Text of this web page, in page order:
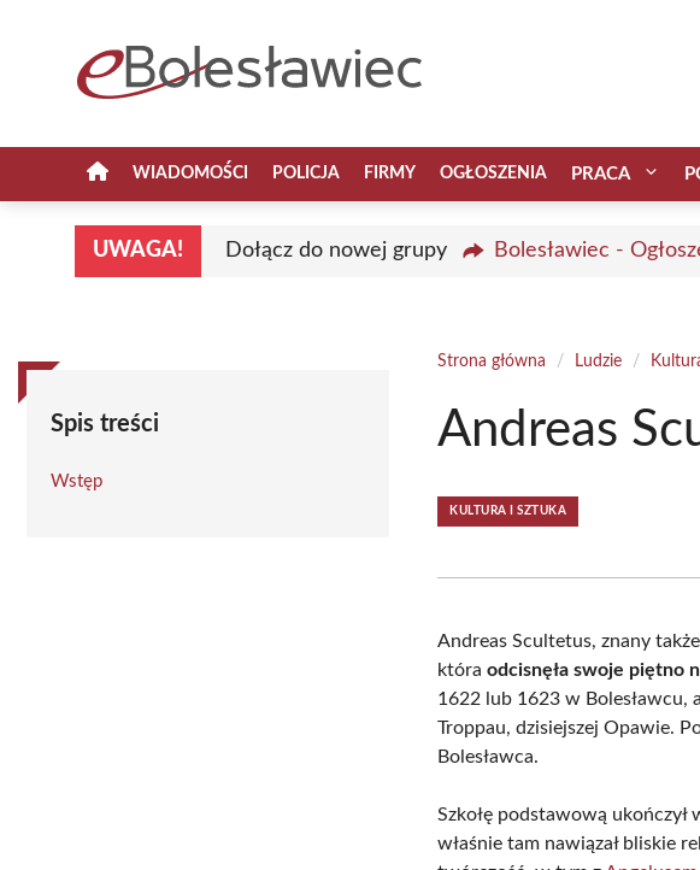
WIADOMOŚCI POLICJA FIRMY OGŁOSZENIA PRACA
UWAGA! Dołącz do nowej grupy Bolesławiec -
Spis treści
Wstęp
Strona główna / Ludzie /
Andreas
KULTURA I SZTUKA
Andreas Scultetus, znany
któraodcisnęła swoje piętno
1622 lub 1623 w Bolesławcu,
Troppau, dzisiejszej Opawie.
Bolesławca.
Szkołę podstawową ukończył
właśnie tam nawiązał bliskie